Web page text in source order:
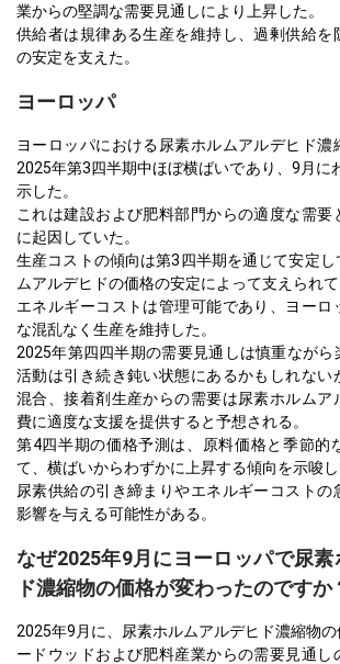
業からの堅調な需要見通しにより上昇した。
供給者は規律ある生産を維持し、過剰供給を
の安定を支えた。
ヨーロッパ
ヨーロッパにおける尿素ホルムアルデヒド濃
2025年第3四半期中ほぼ横ばいであり、9月に
示した。
これは建設および肥料部門からの適度な需要
に起因していた。
生産コストの傾向は第3四半期を通じて安定
ムアルデヒドの価格の安定によって支えられて
エネルギーコストは管理可能であり、ヨーロ
な混乱なく生産を維持した。
2025年第四四半期の需要見通しは慎重ながら
活動は引き続き鈍い状態にあるかもしれない
混合、接着剤生産からの需要は尿素ホルムア
費に適度な支援を提供すると予想される。
第4四半期の価格予測は、原料価格と季節的
て、横ばいからわずかに上昇する傾向を示唆し
尿素供給の引き締まりやエネルギーコストの
影響を与える可能性がある。
なぜ2025年9月にヨーロッパで尿素
ド濃縮物の価格が変わったのですか
2025年9月に、尿素ホルムアルデヒド濃縮物
ードウッドおよび肥料産業からの需要見通し